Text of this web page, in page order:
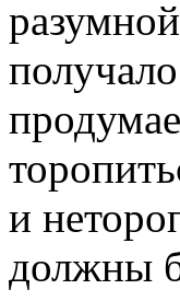
и
должны